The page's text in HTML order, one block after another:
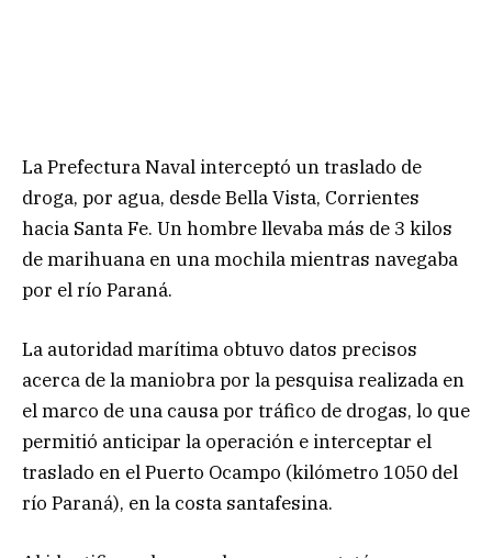
La Prefectura Naval interceptó un traslado de
droga, por agua, desde Bella Vista, Corrientes
hacia Santa Fe. Un hombre llevaba más de 3 kilos
de marihuana en una mochila mientras navegaba
por el río Paraná.
La autoridad marítima obtuvo datos precisos
acerca de la maniobra por la pesquisa realizada en
el marco de una causa por tráfico de drogas, lo que
permitió anticipar la operación e interceptar el
traslado en el Puerto Ocampo (kilómetro 1050 del
río Paraná), en la costa santafesina.